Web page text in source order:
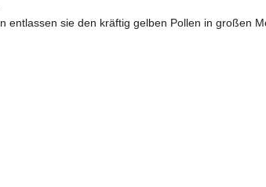
entlassen sie den kräftig gelben Pollen in großen